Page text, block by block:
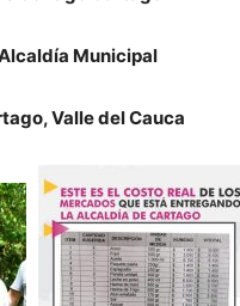
Municipal
Valle del Cauca